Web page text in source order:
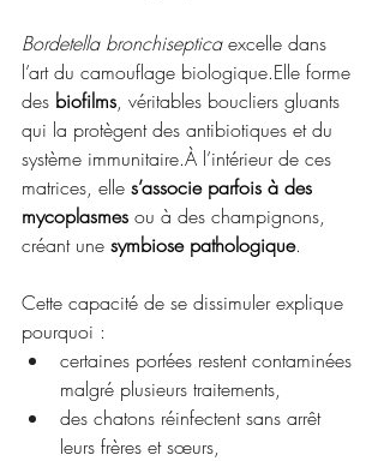
Bordetella bronchiseptica excelle dans
l’art du camouflage biologique.Elle forme
des biofilms, véritables boucliers gluants
qui la protègent des antibiotiques et du
système immunitaire.À l’intérieur de ces
matrices, elle s’associe parfois à des
mycoplasmes ou à des champignons,
créant une symbiose pathologique.
Cette capacité de se dissimuler explique
pourquoi :
certaines portées restent contaminées
malgré plusieurs traitements,
des chatons réinfectent sans arrêt
leurs frères et sœurs,